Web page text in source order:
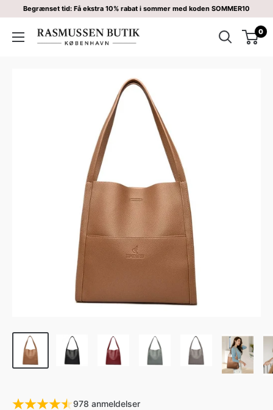
Begrænset tid: Få ekstra 10% rabat i sommer med koden SOMMER10
0
978 anmeldelser